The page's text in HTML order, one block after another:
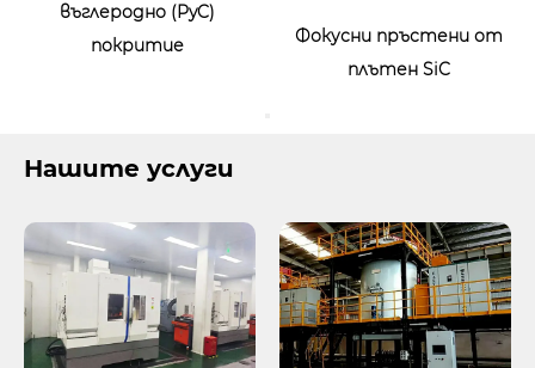
въглеродно (PyC)
покритие
Фокусни пръстени от
плътен SiC
Нашите услуги